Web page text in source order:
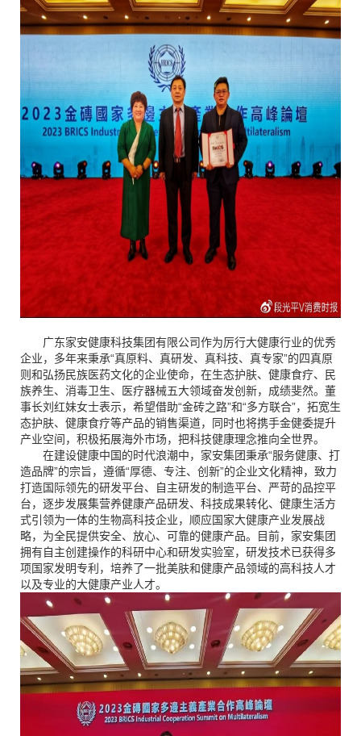
广东家安健康科技集团有限公司作为厉行大健康行业的优秀
企业，多年来秉承“真原料、真研发、真科技、真专家”的四真原
则和弘扬民族医药文化的企业使命，在生态护肤、健康食疗、民
族养生、消毒卫生、医疗器械五大领域奋发创新，成绩斐然。董
事长刘红妹女士表示，希望借助“金砖之路”和“多方联合”，拓宽生
态护肤、健康食疗等产品的销售渠道，同时也将携手金健委提升
产业空间，积极拓展海外市场，把科技健康理念推向全世界。
在建设健康中国的时代浪潮中，家安集团秉承“服务健康、打
造品牌”的宗旨，遵循“厚德、专注、创新”的企业文化精神，致力
打造国际领先的研发平台、自主研发的制造平台、严苛的品控平
台，逐步发展集营养健康产品研发、科技成果转化、健康生活方
式引领为一体的生物高科技企业，顺应国家大健康产业发展战
略，为全民提供安全、放心、可靠的健康产品。目前，家安集团
拥有自主创建操作的科研中心和研发实验室，研发技术已获得多
项国家发明专利，培养了一批美肤和健康产品领域的高科技人才
以及专业的大健康产业人才。